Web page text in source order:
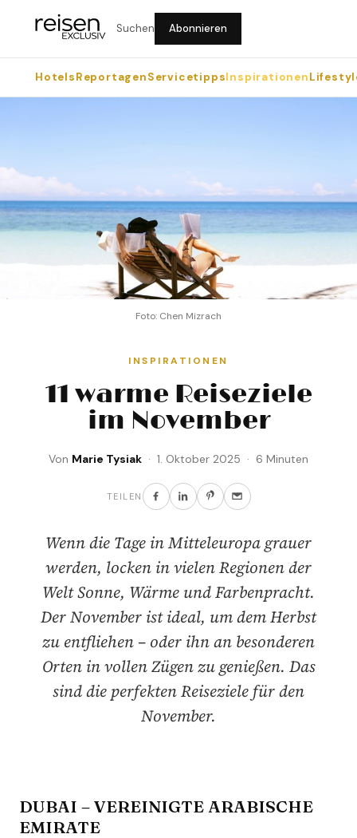
Suchen Abonnieren
HotelsReportagenServicetippsInspirationen
Foto: Chen Mizrach
INSPIRATIONEN
11 warme Reiseziele
im November
Von Marie Tysiak · 1. Oktober 2025 · 6 Minuten
TEILEN
Wenn die Tage in Mitteleuropa grauer
werden, locken in vielen Regionen der
Welt Sonne, Wärme und Farbenpracht.
Der November ist ideal, um dem Herbst
zu entfliehen – oder ihn an besonderen
Orten in vollen Zügen zu genießen. Das
sind die perfekten Reiseziele für den
November.
DUBAI – VEREINIGTE ARABISCHE
EMIRATE